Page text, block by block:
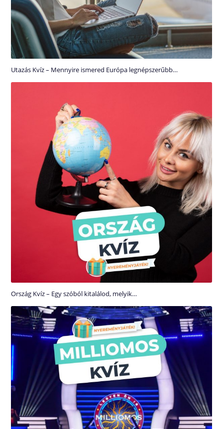
Utazás Kvíz – Mennyire ismered Európa legnépszerűbb…
Ország Kvíz – Egy szóból kitalálod, melyik…